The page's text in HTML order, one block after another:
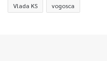
Vlada KS vogosca